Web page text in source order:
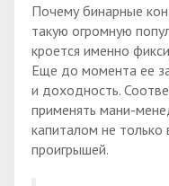
Почему бинарные
такую огромную
кроется именно
Еще до момента ее
и доходность.
применять мани-
капиталом не только
проигрышей.